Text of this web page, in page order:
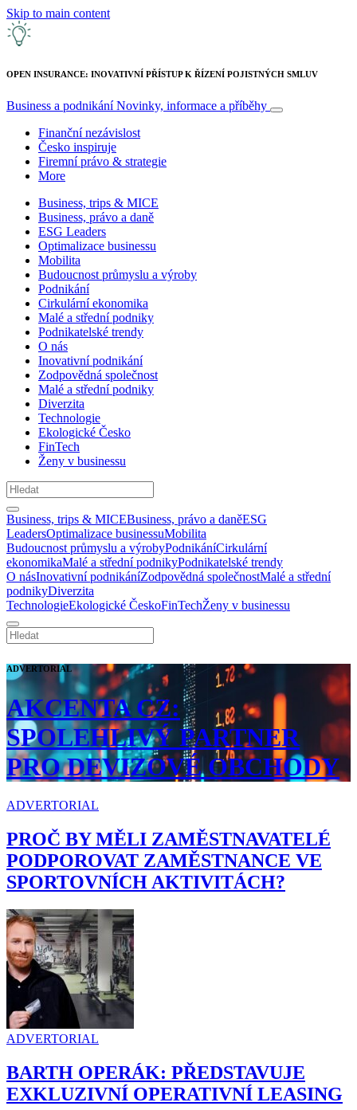
Skip to main content
OPEN INSURANCE: INOVATIVNÍ PŘÍSTUP K ŘÍZENÍ POJISTNÝCH SMLUV
Business a podnikáníNovinky, informace a příběhy
Finanční nezávislost
Česko inspiruje
Firemní právo & strategie
More
Business, trips & MICE
Business, právo a daně
ESG Leaders
Optimalizace businessu
Mobilita
Budoucnost průmyslu a výroby
Podnikání
Cirkulární ekonomika
Malé a střední podniky
Podnikatelské trendy
O nás
Inovativní podnikání
Zodpovědná společnost
Malé a střední podniky
Diverzita
Technologie
Ekologické Česko
FinTech
Ženy v businessu
Business, trips & MICEBusiness, právo a daněESG
LeadersOptimalizace businessuMobilita
Budoucnost průmyslu a výrobyPodnikáníCirkulární
ekonomikaMalé a střední podnikyPodnikatelské trendy
O násInovativní podnikáníZodpovědná společnostMalé a střední
podnikyDiverzita
TechnologieEkologické ČeskoFinTechŽeny v businessu
ADVERTORIAL
AKCENTA CZ:
SPOLEHLIVÝ PARTNER
PRO DEVIZOVÉ OBCHODY
ADVERTORIAL
PROČ BY MĚLI ZAMĚSTNAVATELÉ
PODPOROVAT ZAMĚSTNANCE VE
SPORTOVNÍCH AKTIVITÁCH?
ADVERTORIAL
BARTH OPERÁK: PŘEDSTAVUJE
EXKLUZIVNÍ OPERATIVNÍ LEASING